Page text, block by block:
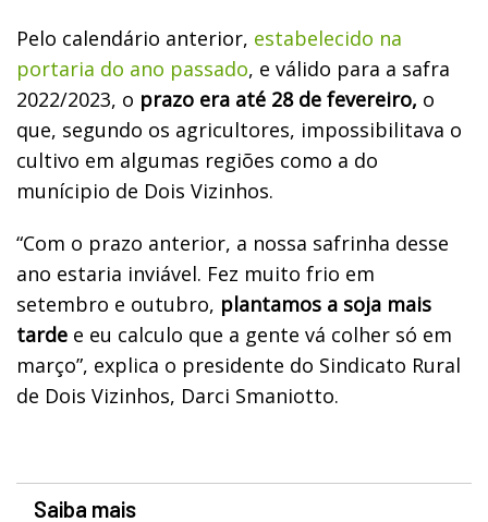
Pelo calendário anterior, estabelecido na
portaria do ano passado, e válido para a safra
2022/2023, o prazo era até 28 de fevereiro, o
que, segundo os agricultores, impossibilitava o
cultivo em algumas regiões como a do
munícipio de Dois Vizinhos.
“Com o prazo anterior, a nossa safrinha desse
ano estaria inviável. Fez muito frio em
setembro e outubro, plantamos a soja mais
tarde e eu calculo que a gente vá colher só em
março”, explica o presidente do Sindicato Rural
de Dois Vizinhos, Darci Smaniotto.
Saiba mais